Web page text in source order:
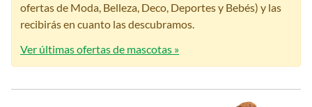
ofertas de Moda, Belleza, Deco, Deportes y Bebés) y las
recibirás en cuanto las descubramos.
Ver últimas ofertas de mascotas »